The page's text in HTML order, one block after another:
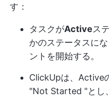
す：
タスクがActiveス
かのステータスに
ントを開始する。
ClickUpは、Active
"Not Started "とし